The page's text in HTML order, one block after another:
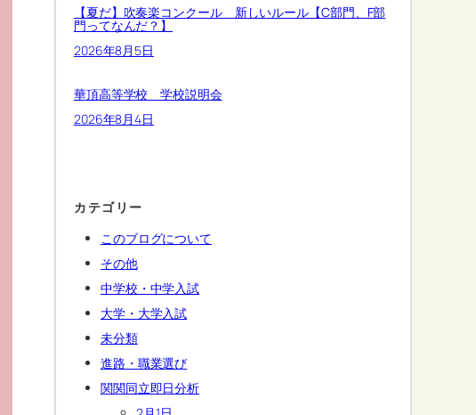
【夏だ】吹奏楽コンクール 新しいルール【C部門、F部
門ってなんだ？】
2026年8月5日
華頂高等学校 学校説明会
2026年8月4日
カテゴリー
このブログについて
その他
中学校・中学入試
大学・大学入試
未分類
進路・職業選び
関関同立即日分析